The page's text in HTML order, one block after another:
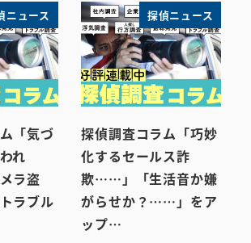
ニュース
「気づ
れ
ラ盗
ラブル
探偵ニュース
探偵調査コラム「巧妙
化するセールス詐
欺……」「生活音か嫌
がらせか？……」をア
ップ…